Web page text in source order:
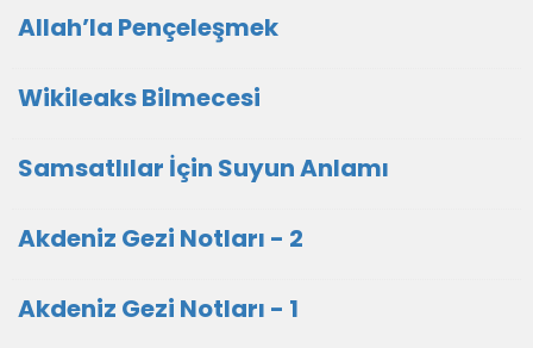
Allah’la Pençeleşmek
Wikileaks Bilmecesi
Samsatlılar İçin Suyun Anlamı
Akdeniz Gezi Notları - 2
Akdeniz Gezi Notları - 1